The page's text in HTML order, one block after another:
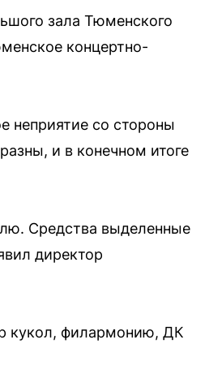
зала Тюменского
концертно-
неприятие со стороны
и в конечном итоге
Средства выделенные
директор
кукол, филармонию, ДК